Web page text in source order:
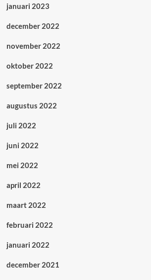
januari 2023
december 2022
november 2022
oktober 2022
september 2022
augustus 2022
juli 2022
juni 2022
mei 2022
april 2022
maart 2022
februari 2022
januari 2022
december 2021